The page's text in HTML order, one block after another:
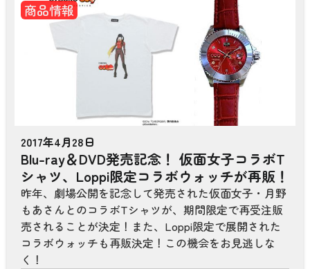
商品情報
2017年4月28日
Blu-ray＆DVD発売記念！ 仮面女子コラボT
シャツ、Loppi限定コラボウォッチが再販！
昨年、劇場公開を記念して発売された仮面女子・月野
もあさんとのコラボTシャツが、期間限定で再受注販
売されることが決定！また、Loppi限定で展開された
コラボウォッチも再販決定！この機会をお見逃しな
く！